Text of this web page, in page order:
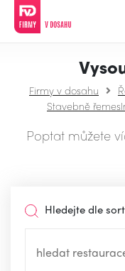
Firmy v dosahu
Stavebně
Poptat můžete
Hledejte dle